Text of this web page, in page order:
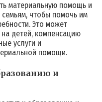
материальную помощь и
чтобы помочь им
Это может
детей, компенсацию
услуги и
помощи.
и